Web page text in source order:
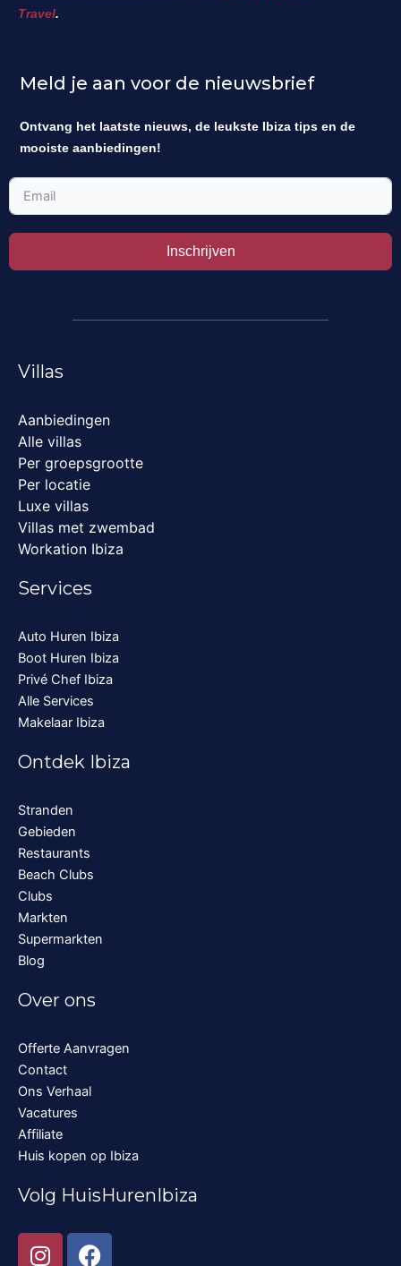
Travel.
Meld je aan voor de nieuwsbrief
Ontvang het laatste nieuws, de leukste Ibiza tips en de
mooiste aanbiedingen!
Inschrijven
Villas
Aanbiedingen
Alle villas
Per groepsgrootte
Per locatie
Luxe villas
Villas met zwembad
Workation Ibiza
Services
Auto Huren Ibiza
Boot Huren Ibiza
Privé Chef Ibiza
Alle Services
Makelaar Ibiza
Ontdek Ibiza
Stranden
Gebieden
Restaurants
Beach Clubs
Clubs
Markten
Supermarkten
Blog
Over ons
Offerte Aanvragen
Contact
Ons Verhaal
Vacatures
Affiliate
Huis kopen op Ibiza
Volg HuisHurenIbiza
I
F